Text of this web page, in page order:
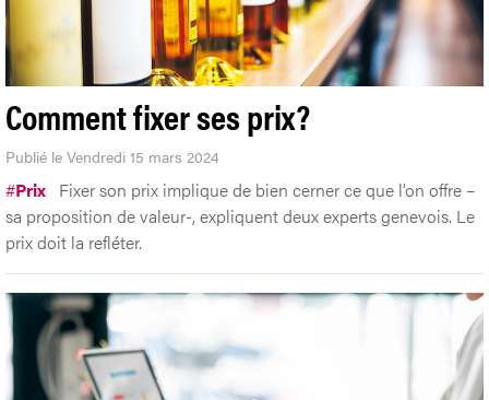
Comment fixer ses prix?
Publié le Vendredi 15 mars 2024
#Prix Fixer son prix implique de bien cerner ce que l’on offre –
sa proposition de valeur-, expliquent deux experts genevois. Le
prix doit la refléter.